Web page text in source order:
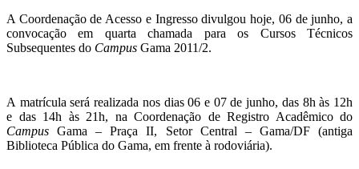
A Coordenação de Acesso e Ingresso divulgou hoje, 06 de junho, a
convocação em quarta chamada para os Cursos Técnicos
Subsequentes do Campus Gama 2011/2.
A matrícula será realizada nos dias 06 e 07 de junho, das 8h às 12h
e das 14h às 21h, na Coordenação de Registro Acadêmico do
Campus Gama – Praça II, Setor Central – Gama/DF (antiga
Biblioteca Pública do Gama, em frente à rodoviária).